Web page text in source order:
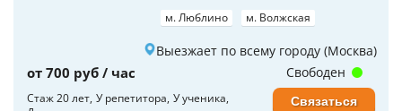
м. Люблино м. Волжская
Выезжает по всему городу (Москва)
от 700 руб / час
Стаж 20 лет У репетитора У ученика
Свободен
Связаться